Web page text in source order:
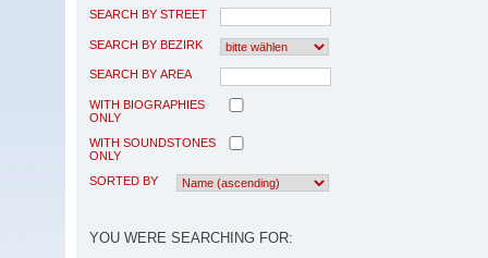
SEARCH BY STREET
SEARCH BY BEZIRK
SEARCH BY AREA
WITH BIOGRAPHIES
ONLY
WITH SOUNDSTONES
ONLY
SORTED BY
YOU WERE SEARCHING FOR: